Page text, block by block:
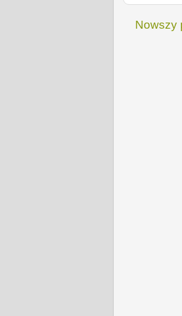
Nowszy